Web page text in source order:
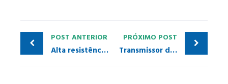
POST ANTERIOR
Alta resistência à corrosão em ambientes industriais
PRÓXIMO POST
Transmissor de Densidade PROFIBUS PA DT303